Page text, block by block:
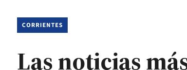
CORRIENTES
Las noticias